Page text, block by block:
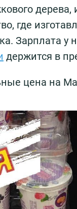
где
Зарплата у
держится в
цена на